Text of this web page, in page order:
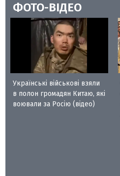
ФОТО-ВІДЕО
Українські військові взяли
в полон громадян Китаю, які
воювали за Росію (відео)